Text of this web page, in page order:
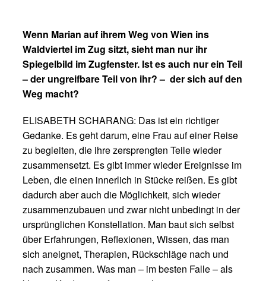
Wenn Marian auf ihrem Weg von Wien ins
Waldviertel im Zug sitzt, sieht man nur ihr
Spiegelbild im Zugfenster. Ist es auch nur ein Teil
– der ungreifbare Teil von ihr? – der sich auf den
Weg macht?
ELISABETH SCHARANG: Das ist ein richtiger
Gedanke. Es geht darum, eine Frau auf einer Reise
zu begleiten, die ihre zersprengten Teile wieder
zusammensetzt. Es gibt immer wieder Ereignisse im
Leben, die einen innerlich in Stücke reißen. Es gibt
dadurch aber auch die Möglichkeit, sich wieder
zusammenzubauen und zwar nicht unbedingt in der
ursprünglichen Konstellation. Man baut sich selbst
über Erfahrungen, Reflexionen, Wissen, das man
sich aneignet, Therapien, Rückschläge nach und
nach zusammen. Was man – im besten Falle – als